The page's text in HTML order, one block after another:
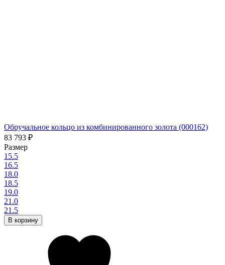
Обручальное кольцо из комбинированного золота (000162)
83 793 ₽
Размер
15.5
16.5
18.0
18.5
19.0
21.0
21.5
В корзину